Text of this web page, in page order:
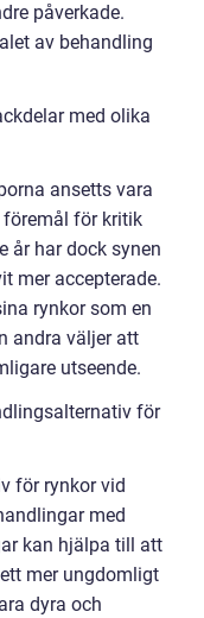
påverkade.
av behandling
med olika
ansetts vara
föremål för kritik
år har dock synen
mer accepterade.
rynkor som en
andra väljer att
utseende.
för
för rynkor vid
med
kan hjälpa till att
mer ungdomligt
dyra och